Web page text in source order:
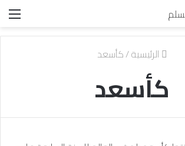
الرئيسية/كأسعد
كأسعد